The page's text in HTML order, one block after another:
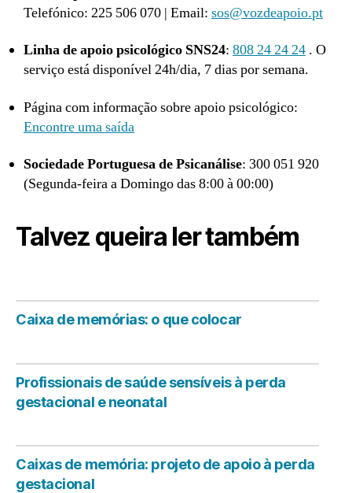
Telefónico: 225 506 070 | Email: sos@vozdeapoio.pt
Linha de apoio psicológico SNS24: 808 24 24 24 . O
serviço está disponível 24h/dia, 7 dias por semana.
Página com informação sobre apoio psicológico:
Encontre uma saída
Sociedade Portuguesa de Psicanálise: 300 051 920
(Segunda-feira a Domingo das 8:00 à 00:00)
Talvez queira ler também
Caixa de memórias: o que colocar
Profissionais de saúde sensíveis à perda
gestacional e neonatal
Caixas de memória: projeto de apoio à perda
gestacional